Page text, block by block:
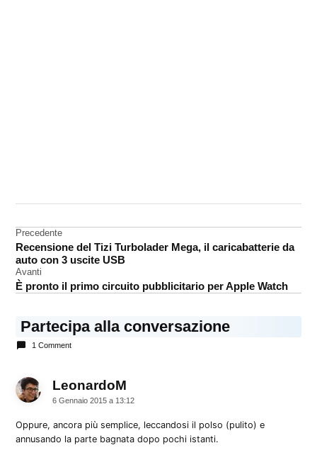
iPhone
Navigazione
articoli
Precedente
Recensione del Tizi Turbolader Mega, il caricabatterie da
auto con 3 uscite USB
Avanti
È pronto il primo circuito pubblicitario per Apple Watch
Partecipa alla conversazione
1 Comment
LeonardoM
6 Gennaio 2015 a 13:12
Oppure, ancora più semplice, leccandosi il polso (pulito) e
annusando la parte bagnata dopo pochi istanti.